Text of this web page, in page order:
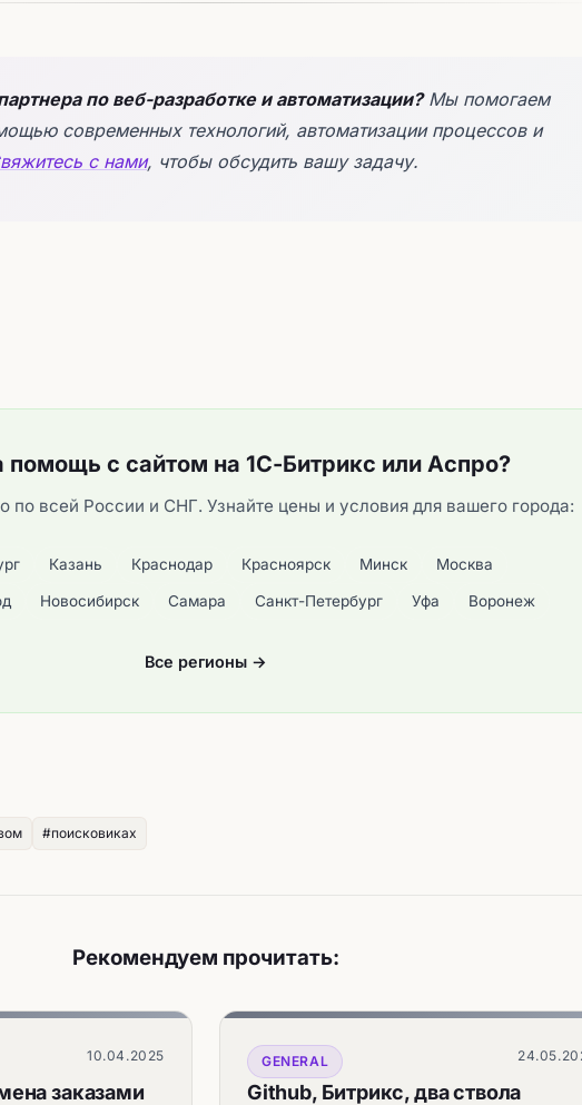
по веб-разработке и автоматизации?Мы помогаем
современных технологий, автоматизации процессов и
с нами, чтобы обсудить вашу задачу.
помощь с сайтом на 1С-Битрикс или Аспро?
по всей России и СНГ. Узнайте цены и условия для вашего города:
Казань Краснодар Красноярск Минск Москва
Новосибирск Самара Санкт-Петербург Уфа Воронеж
Все регионы →
#поисковиках
Рекомендуем прочитать:
10.04.2025
заказами
GENERAL
Github, Битрикс, два ствола